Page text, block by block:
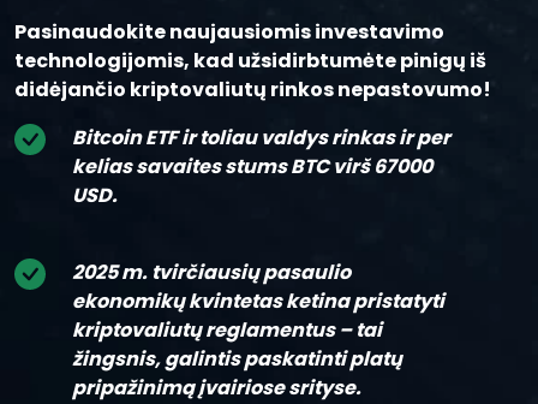
Pasinaudokite naujausiomis investavimo
technologijomis, kad užsidirbtumėte pinigų iš
didėjančio kriptovaliutų rinkos nepastovumo!
Bitcoin ETF ir toliau valdys rinkas ir per
kelias savaites stums BTC virš 67000
USD.
2025 m. tvirčiausių pasaulio
ekonomikų kvintetas ketina pristatyti
kriptovaliutų reglamentus – tai
žingsnis, galintis paskatinti platų
pripažinimą įvairiose srityse.